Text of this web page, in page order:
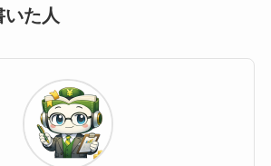
た人